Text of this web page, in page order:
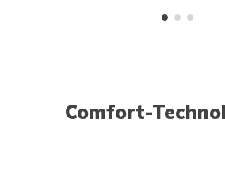
Comfort-